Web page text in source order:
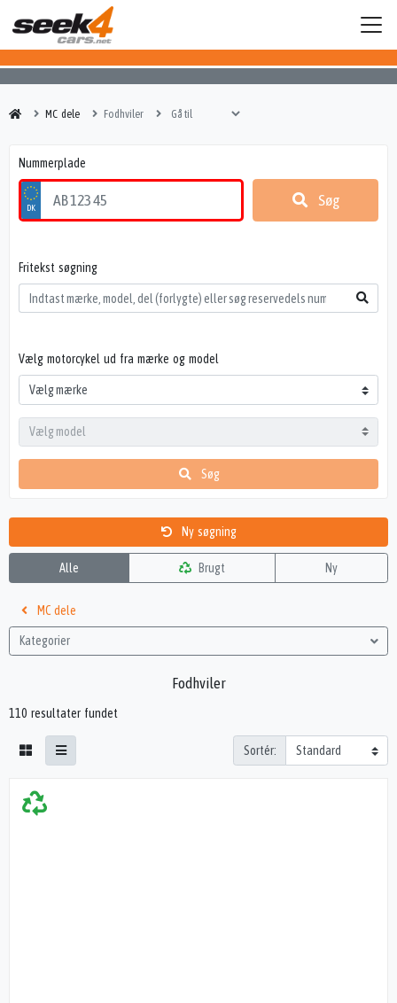
MC dele Fodhviler
Nummerplade
Søg
Fritekst søgning
Vælg motorcykel ud fra mærke og model
Søg
Ny søgning
Alle Brugt Ny
MC dele
Kategorier
Fodhviler
110 resultater fundet
Sortér: